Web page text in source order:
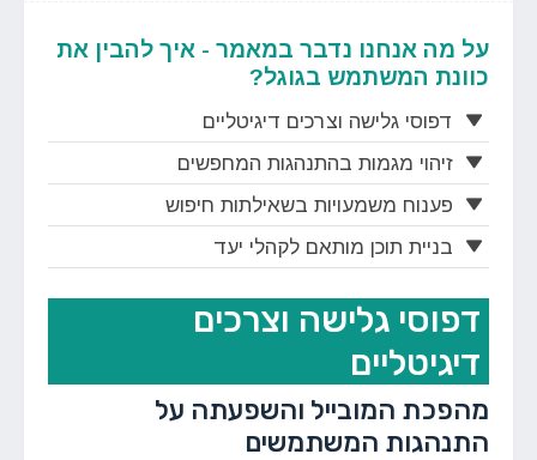
על מה אנחנו נדבר במאמר - איך להבין את
כוונת המשתמש בגוגל?
דפוסי גלישה וצרכים דיגיטליים
זיהוי מגמות בהתנהגות המחפשים
פענוח משמעויות בשאילתות חיפוש
בניית תוכן מותאם לקהלי יעד
דפוסי גלישה וצרכים
דיגיטליים
מהפכת המובייל והשפעתה על
התנהגות המשתמשים